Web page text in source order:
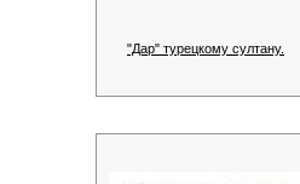
"Дар" турецкому султану.